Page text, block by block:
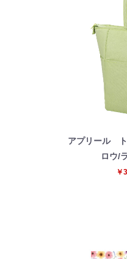
アプリール ト
ロウ/
￥